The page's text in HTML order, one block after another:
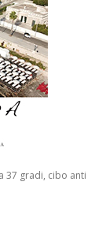
37 gradi, cibo anti